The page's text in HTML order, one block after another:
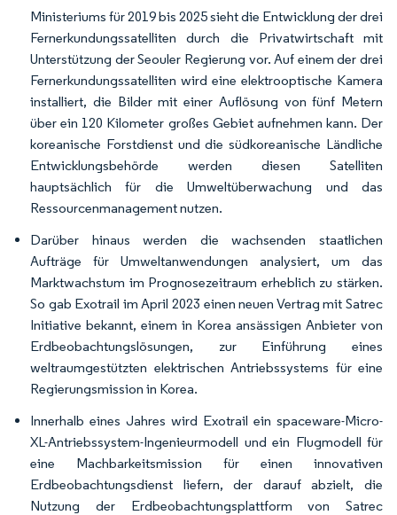
Ministeriums für 2019 bis 2025 sieht die Entwicklung der drei
Fernerkundungssatelliten durch die Privatwirtschaft mit
Unterstützung der Seouler Regierung vor. Auf einem der drei
Fernerkundungssatelliten wird eine elektrooptische Kamera
installiert, die Bilder mit einer Auflösung von fünf Metern
über ein 120 Kilometer großes Gebiet aufnehmen kann. Der
koreanische Forstdienst und die südkoreanische Ländliche
Entwicklungsbehörde werden diesen Satelliten
hauptsächlich für die Umweltüberwachung und das
Ressourcenmanagement nutzen.
Darüber hinaus werden die wachsenden staatlichen
Aufträge für Umweltanwendungen analysiert, um das
Marktwachstum im Prognosezeitraum erheblich zu stärken.
So gab Exotrail im April 2023 einen neuen Vertrag mit Satrec
Initiative bekannt, einem in Korea ansässigen Anbieter von
Erdbeobachtungslösungen, zur Einführung eines
weltraumgestützten elektrischen Antriebssystems für eine
Regierungsmission in Korea.
Innerhalb eines Jahres wird Exotrail ein spaceware-Micro-
XL-Antriebssystem-Ingenieurmodell und ein Flugmodell für
eine Machbarkeitsmission für einen innovativen
Erdbeobachtungsdienst liefern, der darauf abzielt, die
Nutzung der Erdbeobachtungsplattform von Satrec